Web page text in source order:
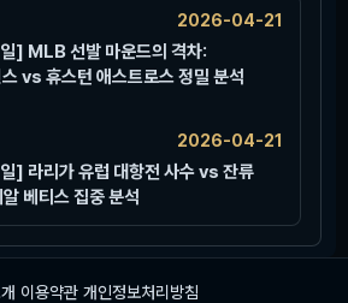
2026-04-21
] MLB 선발 마운드의 격차:
vs 휴스턴 애스트로스 정밀 분석
2026-04-21
라리가 유럽 대항전 사수 vs 잔류
베티스 집중 분석
이용약관 개인정보처리방침